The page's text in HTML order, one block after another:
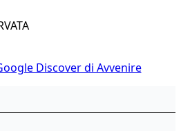
Discover di Avvenire